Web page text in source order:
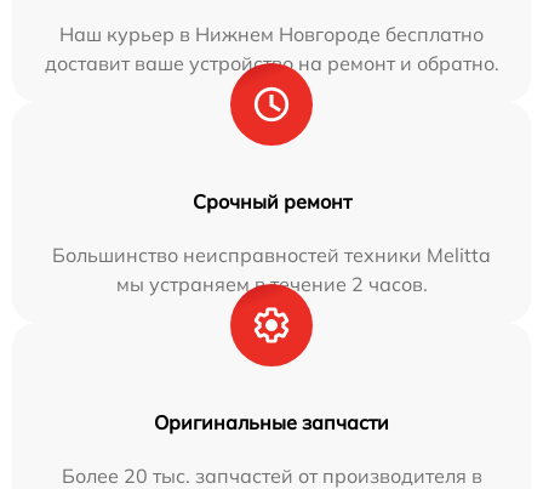
Наш курьер в Нижнем Новгороде бесплатно
доставит ваше устройство на ремонт и обратно.
Срочный ремонт
Большинство неисправностей техники Melitta
мы устраняем в течение 2 часов.
Оригинальные запчасти
Более 20 тыс. запчастей от производителя в